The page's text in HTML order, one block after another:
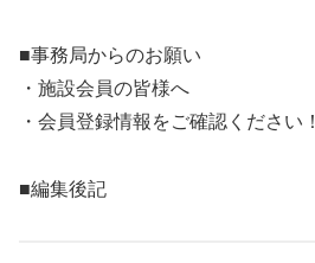
■事務局からのお願い
・施設会員の皆様へ
・会員登録情報をご確認ください！
■編集後記